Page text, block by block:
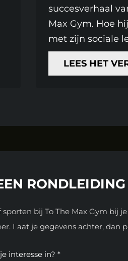
succesverhaal
Max Gym. Hoe
met zijn sociale
LEES HET
bij To The Max Gym bij
Laat je gegevens achter, dan
interesse in? *